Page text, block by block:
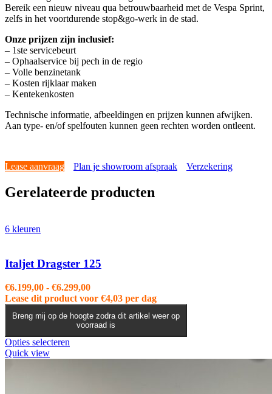
Bereik een nieuw niveau qua betrouwbaarheid met de Vespa Sprint,
zelfs in het voortdurende stop&go-werk in de stad.
Onze prijzen zijn inclusief:
– 1ste servicebeurt
– Ophaalservice bij pech in de regio
– Volle benzinetank
– Kosten rijklaar maken
– Kentekenkosten
Technische informatie, afbeeldingen en prijzen kunnen afwijken.
Aan type- en/of spelfouten kunnen geen rechten worden ontleent.
Lease aanvraag Plan je showroom afspraak Verzekering
Gerelateerde producten
6 kleuren
Italjet Dragster 125
€6.199,00 - €6.299,00Prijsklasse:
€6.199,00
tot
€6.299,00
Lease dit product voor €4,03 per dag
Breng mij op de hoogte zodra dit artikel weer op
voorraad is
Opties selecteren
Quick view